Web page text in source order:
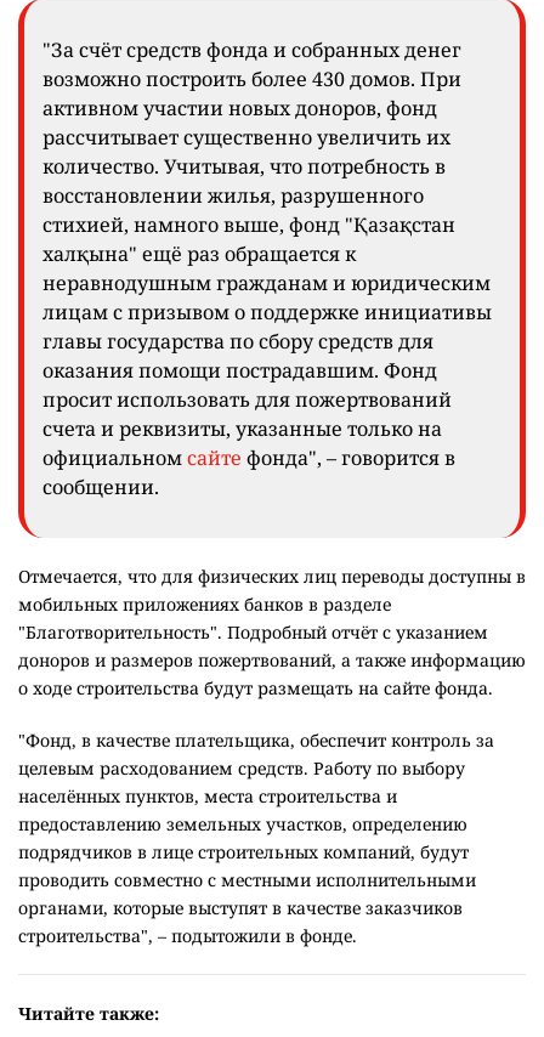
"За счёт средств фонда и собранных денег
возможно построить более 430 домов. При
активном участии новых доноров, фонд
рассчитывает существенно увеличить их
количество. Учитывая, что потребность в
восстановлении жилья, разрушенного
стихией, намного выше, фонд "Қазақстан
халқына" ещё раз обращается к
неравнодушным гражданам и юридическим
лицам с призывом о поддержке инициативы
главы государства по сбору средств для
оказания помощи пострадавшим. Фонд
просит использовать для пожертвований
счета и реквизиты, указанные только на
официальномсайте фонда", – говорится в
сообщении.
Отмечается, что для физических лиц переводы доступны в
мобильных приложениях банков в разделе
"Благотворительность". Подробный отчёт с указанием
доноров и размеров пожертвований, а также информацию
о ходе строительства будут размещать на сайте фонда.
"Фонд, в качестве плательщика, обеспечит контроль за
целевым расходованием средств. Работу по выбору
населённых пунктов, места строительства и
предоставлению земельных участков, определению
подрядчиков в лице строительных компаний, будут
проводить совместно с местными исполнительными
органами, которые выступят в качестве заказчиков
строительства", – подытожили в фонде.
Читайте также: